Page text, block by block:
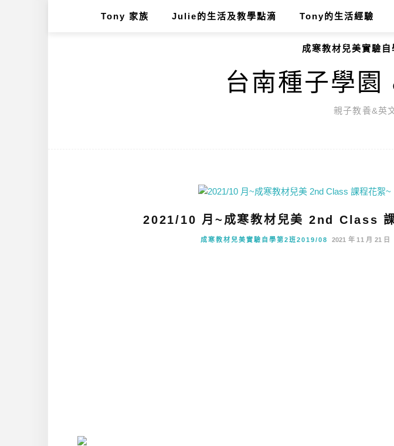
Tony 家族 Julie的生活及教學點滴 Tony的生活經驗
成寒教材兒美實驗
台南種子學
親子教養&英
2021/10 月~成寒教材兒美 2nd Class
成寒教材兒美實驗自學第2班2019/08 2021 年 11 月 21 日